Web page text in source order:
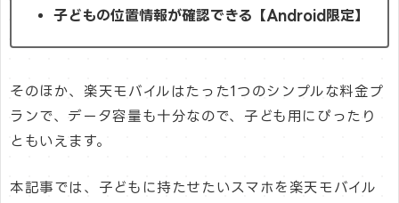
子どもの位置情報が確認できる【Android限定】
そのほか、楽天モバイルはたった1つのシンプルな料金プ
ランで、データ容量も十分なので、子ども用にぴったり
ともいえます。
本記事では、子どもに持たせたいスマホを楽天モバイル